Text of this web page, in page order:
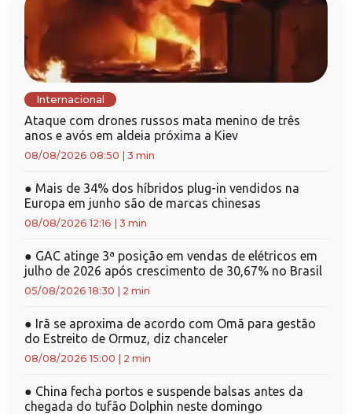
Internacional
Ataque com drones russos mata menino de três
anos e avós em aldeia próxima a Kiev
08/08/2026 08:50 3 min
● Mais de 34% dos híbridos plug-in vendidos na
Europa em junho são de marcas chinesas
08/08/2026 12:16 3 min
● GAC atinge 3ª posição em vendas de elétricos em
julho de 2026 após crescimento de 30,67% no Brasil
05/08/2026 18:30 2 min
● Irã se aproxima de acordo com Omã para gestão
do Estreito de Ormuz, diz chanceler
08/08/2026 15:00 2 min
● China fecha portos e suspende balsas antes da
chegada do tufão Dolphin neste domingo